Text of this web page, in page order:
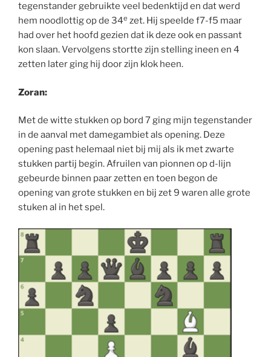
tegenstander gebruikte veel bedenktijd en dat werd
hem noodlottig op de 34e zet. Hij speelde f7-f5 maar
had over het hoofd gezien dat ik deze ook en passant
kon slaan. Vervolgens stortte zijn stelling ineen en 4
zetten later ging hij door zijn klok heen.
Zoran:
Met de witte stukken op bord 7 ging mijn tegenstander
in de aanval met damegambiet als opening. Deze
opening past helemaal niet bij mij als ik met zwarte
stukken partij begin. Afruilen van pionnen op d-lijn
gebeurde binnen paar zetten en toen begon de
opening van grote stukken en bij zet 9 waren alle grote
stuken al in het spel.